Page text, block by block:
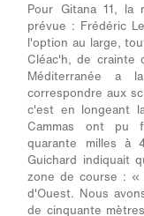
Pour Gitana 11,
prévue : Frédéric
l'option au large,
Cléac'h, de crainte
Méditerranée a
correspondre aux
c'est en longeant
Cammas ont pu
quarante milles à
Guichard indiquait
zone de course :
d'Ouest. Nous
de cinquante